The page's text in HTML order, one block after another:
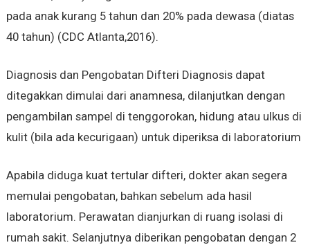
pada anak kurang 5 tahun dan 20% pada dewasa (diatas
40 tahun) (CDC Atlanta,2016).
Diagnosis dan Pengobatan Difteri Diagnosis dapat
ditegakkan dimulai dari anamnesa, dilanjutkan dengan
pengambilan sampel di tenggorokan, hidung atau ulkus di
kulit (bila ada kecurigaan) untuk diperiksa di laboratorium
Apabila diduga kuat tertular difteri, dokter akan segera
memulai pengobatan, bahkan sebelum ada hasil
laboratorium. Perawatan dianjurkan di ruang isolasi di
rumah sakit. Selanjutnya diberikan pengobatan dengan 2